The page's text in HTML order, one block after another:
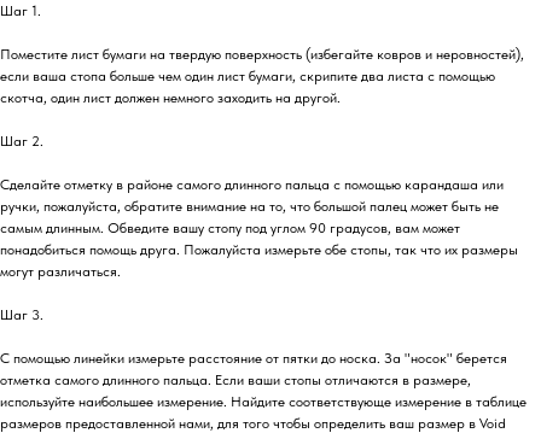
Шаг 1.
Поместите лист бумаги на твердую поверхность (избегайте ковров и неровностей),
если ваша стопа больше чем один лист бумаги, скрипите два листа с помощью
скотча, один лист должен немного заходить на другой.
Шаг 2.
Сделайте отметку в районе самого длинного пальца с помощью карандаша или
ручки, пожалуйста, обратите внимание на то, что большой палец может быть не
самым длинным. Обведите вашу стопу под углом 90 градусов, вам может
понадобиться помощь друга. Пожалуйста измерьте обе стопы, так что их размеры
могут различаться.
Шаг 3.
С помощью линейки измерьте расстояние от пятки до носка. За "носок" берется
отметка самого длинного пальца. Если ваши стопы отличаются в размере,
используйте наибольшее измерение. Найдите соответствующе измерение в таблице
размеров предоставленной нами, для того чтобы определить ваш размер в Void